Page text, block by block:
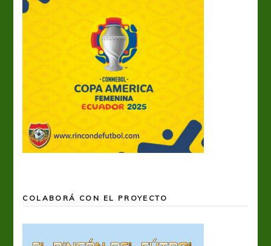
COLABORÁ CON EL PROYECTO